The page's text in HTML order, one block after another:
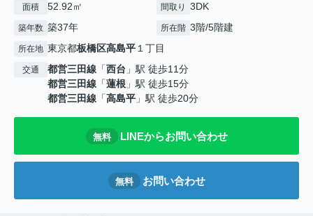
面積 52.92㎡ 間取り 3DK
築年数 築37年 所在階 3階/5階建
所在地 東京都板橋区高島平１丁目
交通 都営三田線 「西台 」駅 徒歩11分
都営三田線 「蓮根 」駅 徒歩15分
都営三田線 「高島平 」駅 徒歩20分
無料 LINEからお問い合わせ
無料 お問い合わせ